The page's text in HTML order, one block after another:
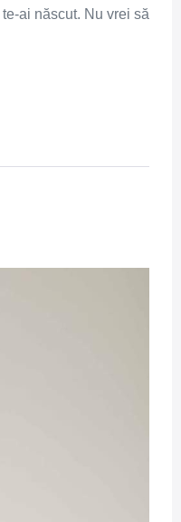
ai născut. Nu vrei să